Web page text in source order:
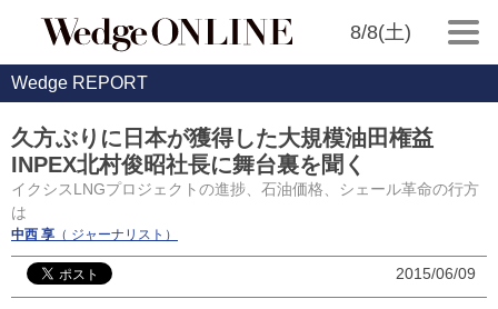
8/8(土)
Wedge REPORT
久方ぶりに日本が獲得した大規模油田権益
INPEX北村俊昭社長に舞台裏を聞く
イクシスLNGプロジェクトの進捗、石油価格、シェール革命の行方
は
中西 享 （ ジャーナリスト）
2015/06/09